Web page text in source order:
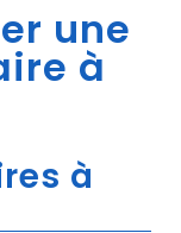
une
à
à